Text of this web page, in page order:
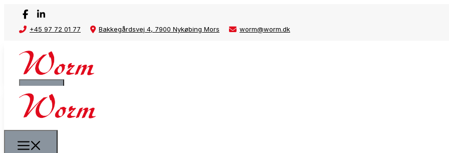
+45 97 72 01 77 Bakkegårdsvej 4, 7900 Nykøbing Mors worm@worm.dk